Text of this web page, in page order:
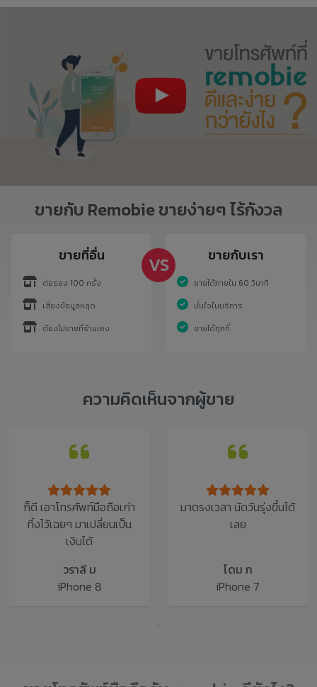
ขายกับ Remobie ขายง่ายๆ ไร้กังวล
VS
ขายที่อื่น
ต่อรอง 100 ครั้ง
เสี่ยงข้อมูลหลุด
ต้องไปขายที่ร้านเอง
ขายกับเรา
ขายได้ภายใน 60 วินาที
มั่นใจในบริการ
ขายได้ทุกที่
ความคิดเห็นจากผู้ขาย
มาตรงเวลา นัดวันรุ่งขึ้นได้
เลย
iPhone 7
ไม่ต้องเสียเวลาเดินท
iPhone 6s